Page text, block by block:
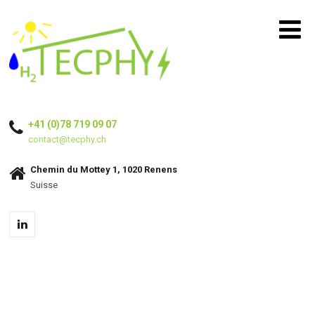
+41 (0)78 719 09 07
contact@tecphy.ch
Chemin du Mottey 1, 1020 Renens
Suisse